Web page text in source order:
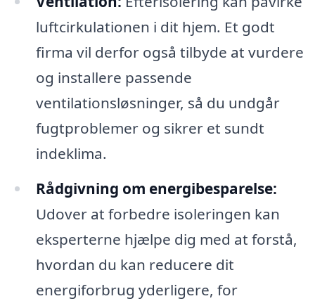
luftcirkulationen i dit hjem. Et godt
firma vil derfor også tilbyde at vurdere
og installere passende
ventilationsløsninger, så du undgår
fugtproblemer og sikrer et sundt
indeklima.
Rådgivning om energibesparelse:
Udover at forbedre isoleringen kan
eksperterne hjælpe dig med at forstå,
hvordan du kan reducere dit
energiforbrug yderligere, for